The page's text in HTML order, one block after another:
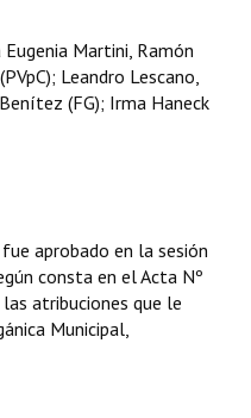
Eugenia Martini, Ramón
Leandro Lescano,
(FG); Irma Haneck
aprobado en la sesión
consta en el Acta Nº
atribuciones que le
Municipal,